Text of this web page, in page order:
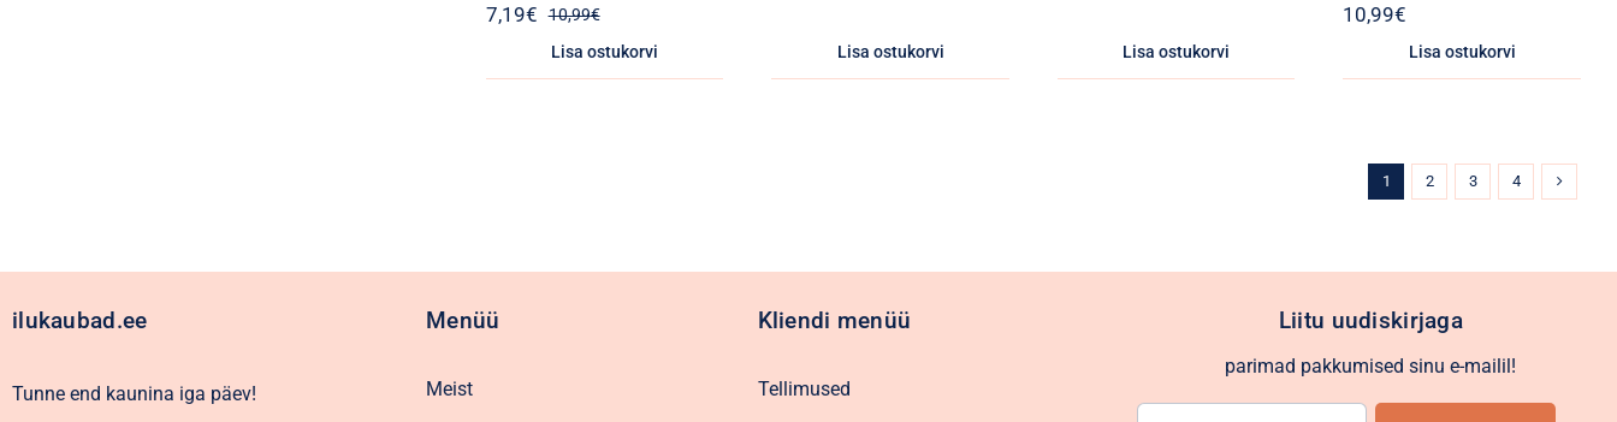
10,99€Algne
hind
oli:
7,19€
Praegune
hind
on:
Lisa ostukorvi Lisa ostukorvi Lisa ostukorvi
10,99€
Lisa ostukorvi
1 2 3 4
ilukaubad.ee
Tunne end kaunina iga päev!
Menüü
Meist
Kliendi menüü
Tellimused
Liitu uudiskirjaga
parimad pakkumised sinu e-mailil!